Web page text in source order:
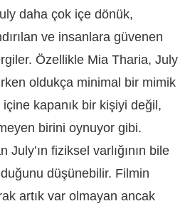
daha çok içe dönük,
ve insanlara güvenen
Özellikle Mia Tharia, July
oldukça minimal bir mimik
içine kapanık bir kişiyi değil,
birini oynuyor gibi.
fiziksel varlığının bile
düşünebilir. Filmin
artık var olmayan ancak